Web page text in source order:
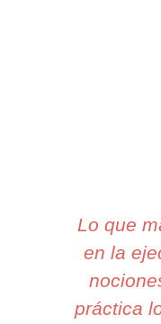
Lo que
en la
práctica